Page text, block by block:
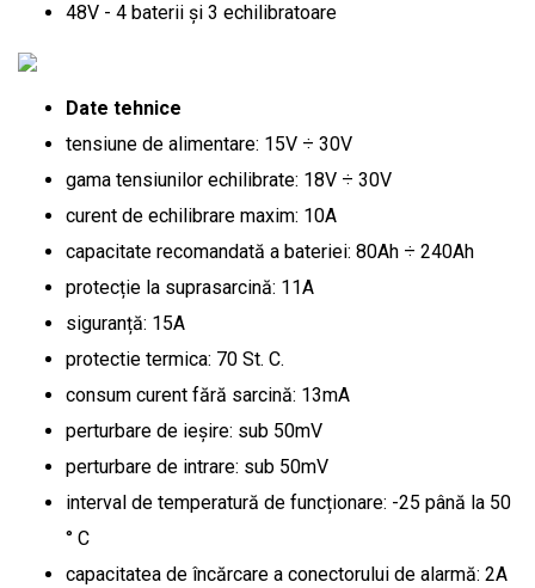
48V - 4 baterii și 3 echilibratoare
Date tehnice
tensiune de alimentare: 15V ÷ 30V
gama tensiunilor echilibrate: 18V ÷ 30V
curent de echilibrare maxim: 10A
capacitate recomandată a bateriei: 80Ah ÷ 240Ah
protecție la suprasarcină: 11A
siguranță: 15A
protectie termica: 70 St. C.
consum curent fără sarcină: 13mA
perturbare de ieșire: sub 50mV
perturbare de intrare: sub 50mV
interval de temperatură de funcționare: -25 până la 50
° C
capacitatea de încărcare a conectorului de alarmă: 2A